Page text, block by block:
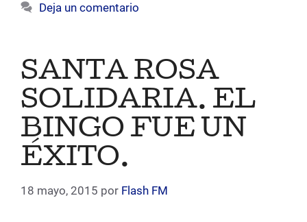
Deja un comentario
SANTA ROSA
SOLIDARIA. EL
BINGO FUE UN
ÉXITO.
18 mayo, 2015 por Flash FM